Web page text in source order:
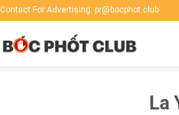
Contact For Advertising: pr@bocphot.club
La